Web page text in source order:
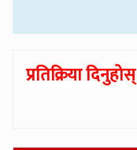
प्रतिक्रिया दिनुहोस्